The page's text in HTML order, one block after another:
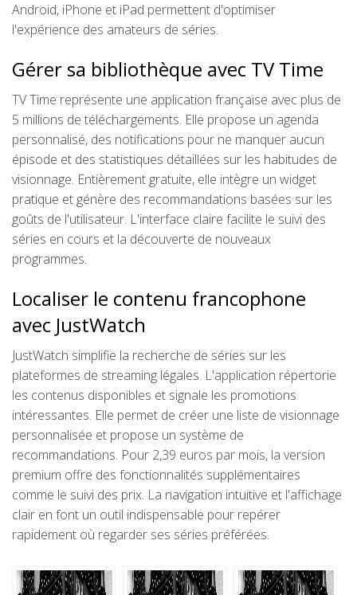
Android, iPhone et iPad permettent d'optimiser
l'expérience des amateurs de séries.
Gérer sa bibliothèque avec TV Time
TV Time représente une application française avec plus de
5 millions de téléchargements. Elle propose un agenda
personnalisé, des notifications pour ne manquer aucun
épisode et des statistiques détaillées sur les habitudes de
visionnage. Entièrement gratuite, elle intègre un widget
pratique et génère des recommandations basées sur les
goûts de l'utilisateur. L'interface claire facilite le suivi des
séries en cours et la découverte de nouveaux
programmes.
Localiser le contenu francophone
avec JustWatch
JustWatch simplifie la recherche de séries sur les
plateformes de streaming légales. L'application répertorie
les contenus disponibles et signale les promotions
intéressantes. Elle permet de créer une liste de visionnage
personnalisée et propose un système de
recommandations. Pour 2,39 euros par mois, la version
premium offre des fonctionnalités supplémentaires
comme le suivi des prix. La navigation intuitive et l'affichage
clair en font un outil indispensable pour repérer
rapidement où regarder ses séries préférées.